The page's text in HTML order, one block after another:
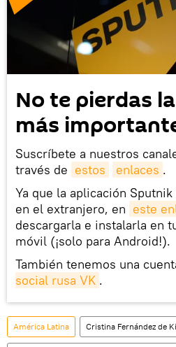
No te pierdas
más
Suscríbete a nuestros
través de estos enlaces .
Ya que la aplicación
en el extranjero, en este
descargarla e instalarla en
móvil (¡solo para Android!).
También tenemos una
social rusa VK .
América Latina Cristina Fernández de